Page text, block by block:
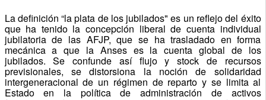
La definición “la plata de los jubilados" es un reflejo del éxito
que ha tenido la concepción liberal de cuenta individual
jubilatoria de las AFJP, que se ha trasladado en forma
mecánica a que la Anses es la cuenta global de los
jubilados. Se confunde así flujo y stock de recursos
previsionales, se distorsiona la noción de solidaridad
intergeneracional de un régimen de reparto y se limita al
Estado en la política de administración de activos